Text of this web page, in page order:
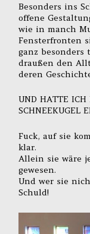
Besonders ins
offene
wie in manch
Fensterfronten
ganz besonders
draußen den
deren
UND HATTE ICH
SCHNEEKUGEL
Fuck, auf sie
klar.
Allein sie wäre
gewesen.
Und wer sie
Schuld!